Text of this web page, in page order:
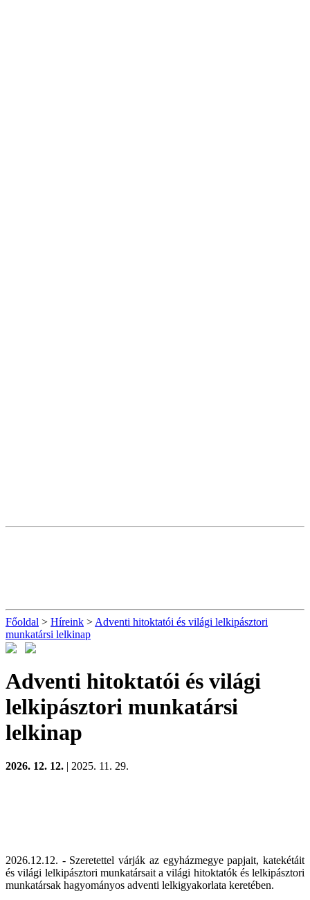
Főoldal > Híreink > Adventi hitoktatói és világi lelkipásztori
munkatársi lelkinap
Adventi hitoktatói és világi
lelkipásztori munkatársi
lelkinap
2026. 12. 12. | 2025. 11. 29.
2026.12.12. - Szeretettel várják az egyházmegye papjait, katekétáit
és világi lelkipásztori munkatársait a világi hitoktatók és lelkipásztori
munkatársak hagyományos adventi lelkigyakorlata keretében.